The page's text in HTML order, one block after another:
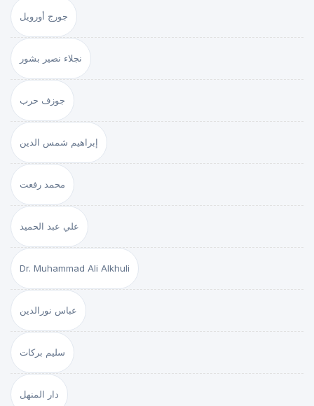
جورج أورويل
نجلاء نصير بشور
جوزف حرب
إبراهيم شمس الدين
محمد رفعت
علي عبد الحميد
Dr. Muhammad Ali Alkhuli
عباس نورالدين
سليم بركات
دار المنهل